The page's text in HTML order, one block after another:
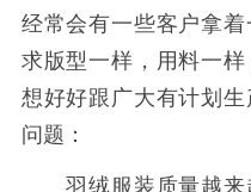
经常会有一些客户拿
求版型一样，用料一
想好好跟广大有计划
问题：
羽绒服装质量越来